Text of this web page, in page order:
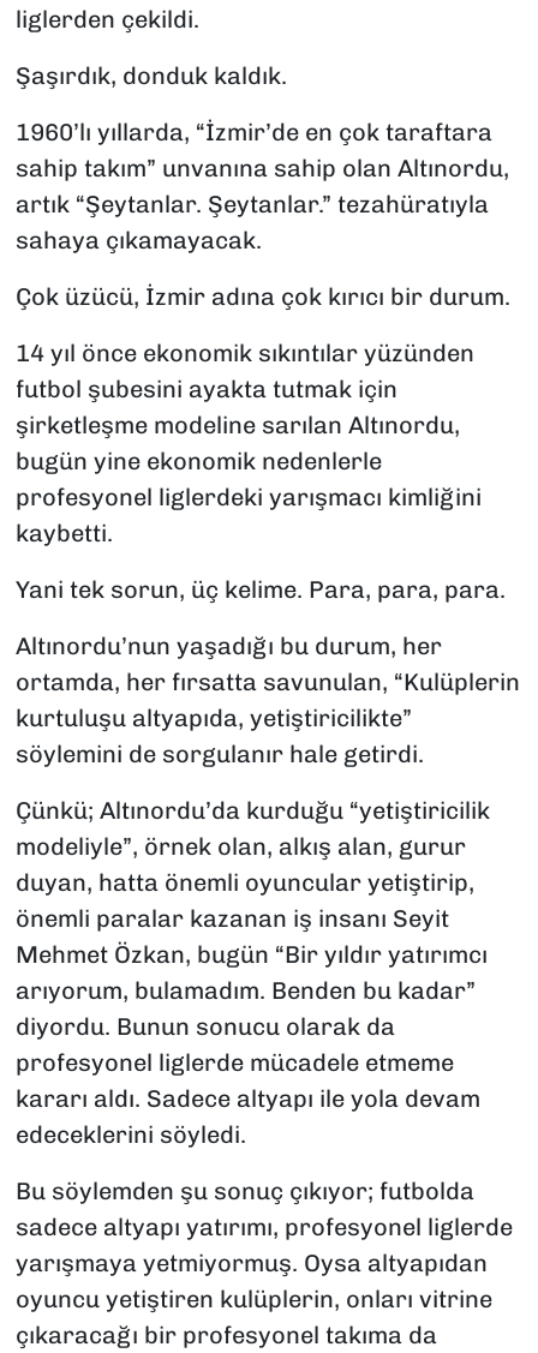
liglerden çekildi.
Şaşırdık, donduk kaldık.
1960’lı yıllarda, “İzmir’de en çok taraftara
sahip takım” unvanına sahip olan Altınordu,
artık “Şeytanlar. Şeytanlar.” tezahüratıyla
sahaya çıkamayacak.
Çok üzücü, İzmir adına çok kırıcı bir durum.
14 yıl önce ekonomik sıkıntılar yüzünden
futbol şubesini ayakta tutmak için
şirketleşme modeline sarılan Altınordu,
bugün yine ekonomik nedenlerle
profesyonel liglerdeki yarışmacı kimliğini
kaybetti.
Yani tek sorun, üç kelime. Para, para, para.
Altınordu’nun yaşadığı bu durum, her
ortamda, her fırsatta savunulan, “Kulüplerin
kurtuluşu altyapıda, yetiştiricilikte”
söylemini de sorgulanır hale getirdi.
Çünkü; Altınordu’da kurduğu “yetiştiricilik
modeliyle”, örnek olan, alkış alan, gurur
duyan, hatta önemli oyuncular yetiştirip,
önemli paralar kazanan iş insanı Seyit
Mehmet Özkan, bugün “Bir yıldır yatırımcı
arıyorum, bulamadım. Benden bu kadar”
diyordu. Bunun sonucu olarak da
profesyonel liglerde mücadele etmeme
kararı aldı. Sadece altyapı ile yola devam
edeceklerini söyledi.
Bu söylemden şu sonuç çıkıyor; futbolda
sadece altyapı yatırımı, profesyonel liglerde
yarışmaya yetmiyormuş. Oysa altyapıdan
oyuncu yetiştiren kulüplerin, onları vitrine
çıkaracağı bir profesyonel takıma da
SPOR
TEKNOLOJİ
YAŞAM
YEREL YÖNETİMLER